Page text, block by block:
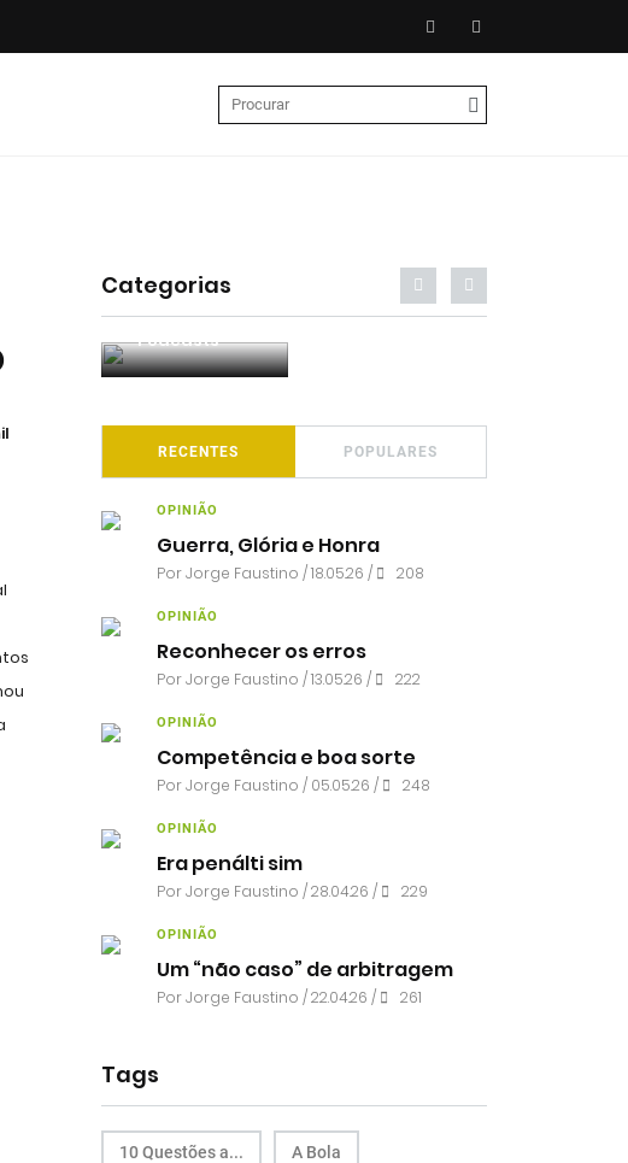
Categorias
Notícias
RECENTES POPULARES
OPINIÃO
Guerra, Glória e Honra
PorJorge Faustino / 18.05.26 / 208
OPINIÃO
Reconhecer os erros
PorJorge Faustino / 13.05.26 / 222
OPINIÃO
Competência e boa sorte
PorJorge Faustino / 05.05.26 / 248
OPINIÃO
Era penálti sim
PorJorge Faustino / 28.04.26 / 229
OPINIÃO
Um “não caso” de arbitragem
PorJorge Faustino / 22.04.26 / 261
Tags
10 Questões a... A Bola